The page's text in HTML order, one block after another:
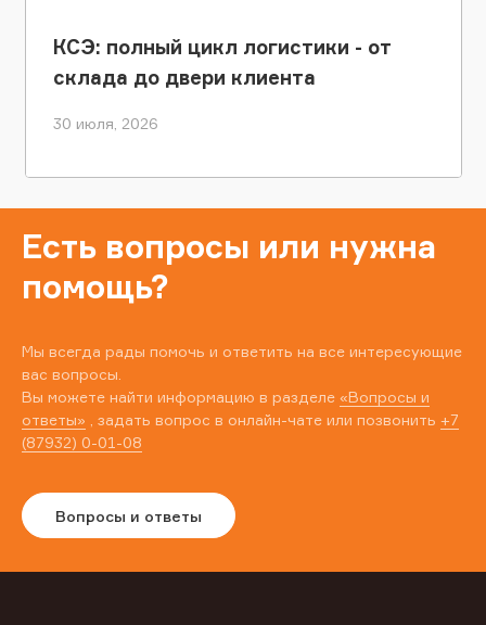
КСЭ: полный цикл логистики - от
склада до двери клиента
30 июля, 2026
Есть вопросы или нужна
помощь?
Мы всегда рады помочь и ответить на все интересующие
вас вопросы.
Вы можете найти информацию в разделе «Вопросы и
ответы» , задать вопрос в онлайн-чате или позвонить +7
(87932) 0-01-08
Вопросы и ответы